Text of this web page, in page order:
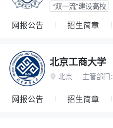
“双一流”建设高校
网报公告 招生简章
北京工商大学
 北京 主管部门：
网报公告 招生简章